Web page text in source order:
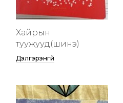
Хайрын
туужууд(шинэ)
Дэлгэрэнгүй